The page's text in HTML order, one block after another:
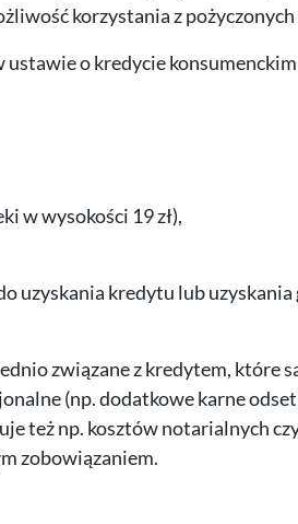
korzystania z
ustawie o kredycie
w wysokości 19 zł),
uzyskania kredytu lub uzyskania
związane z kredytem, które
(np. dodatkowe karne
też np. kosztów notarialnych
zobowiązaniem.